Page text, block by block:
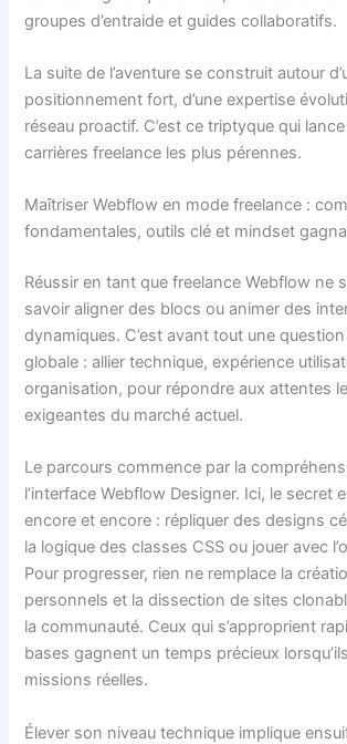
groupes d’entraide et guides collaboratifs.
La suite de l’aventure se construit autour
positionnement fort, d’une expertise
réseau proactif. C’est ce triptyque qui
carrières freelance les plus pérennes.
Maîtriser Webflow en mode freelance :
fondamentales, outils clé et mindset
Réussir en tant que freelance Webflow ne
savoir aligner des blocs ou animer des
dynamiques. C’est avant tout une
globale : allier technique, expérience
organisation, pour répondre aux attentes
exigeantes du marché actuel.
Le parcours commence par la
l’interface Webflow Designer. Ici, le secret
encore et encore : répliquer des designs
la logique des classes CSS ou jouer avec
Pour progresser, rien ne remplace la
personnels et la dissection de sites
la communauté. Ceux qui s’approprient
bases gagnent un temps précieux
missions réelles.
Élever son niveau technique implique